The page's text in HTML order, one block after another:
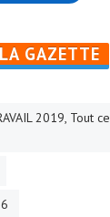
GAZETTE
2019, Tout